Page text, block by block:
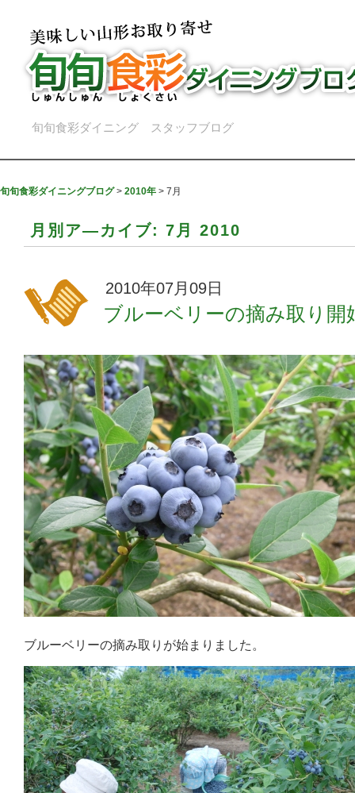
旬旬食彩ダイニング スタッフブログ
旬旬食彩ダイニングブログ> 2010年 > 7月
月別ア―カイブ: 7月 2010
2010年07月09日
ブルーベリーの摘み取り開
ブルーベリーの摘み取りが始まりました。